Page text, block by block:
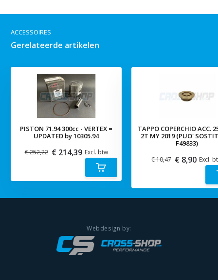
ACCESSOIRES
Gerelateerde artikelen
PISTON 71.94 300cc - VERTEX =
UPDATED by 10305.94
€ 252,22 € 214,39 Excl. btw
TAPPO COPERCHIO ACC.
2T MY 2019 (PUO'
F49833)
€ 10,47 € 8,90 Excl.